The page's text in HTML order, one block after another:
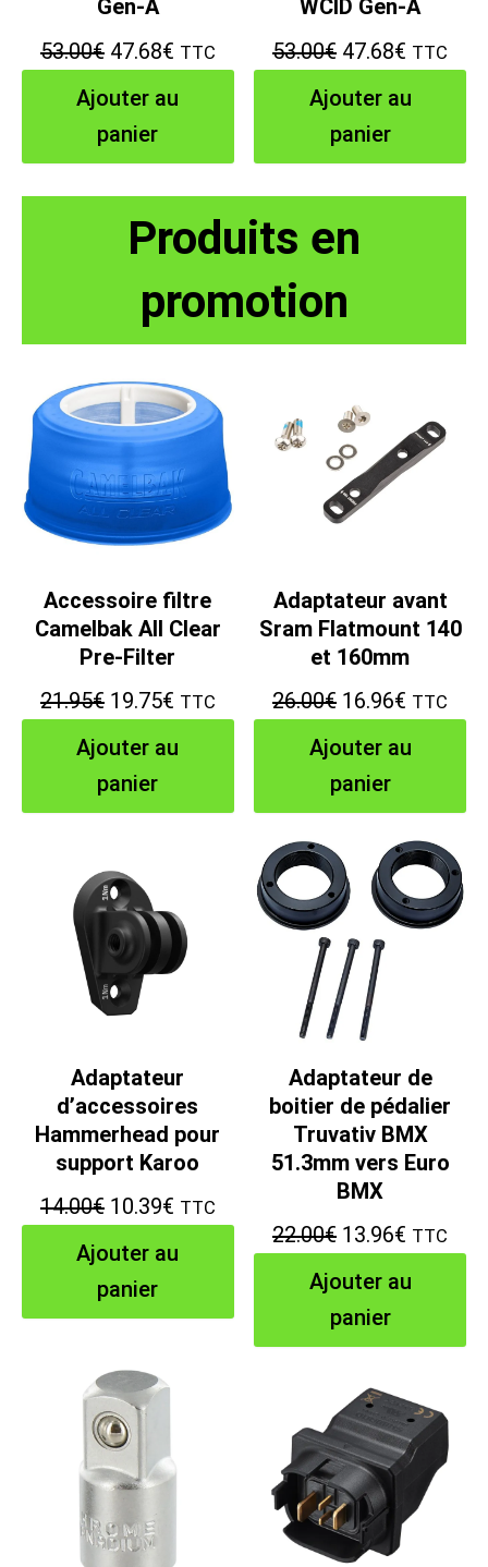
Gen-A
53.00€ Le
prix
initial
était :
53.00€.
47.68€Le
est :
47.68€.
TTC
Ajouter au
panier
WCID Gen-A
53.00€ Le
prix
initial
était :
53.00€.
47.68€ Le
est :
47.68€.
TTC
Ajouter au
panier
Produits en
promotion
Accessoire filtre
Camelbak All Clear
Pre-Filter
21.95€ Le
prix
initial
était :
19.75€Le
est :
TTC
Ajouter au
panier
Adaptateur avant
Sram Flatmount 140
et 160mm
26.00€ Le
prix
initial
était :
26.00€.
16.96€ Le
est :
16.96€.
TTC
Ajouter au
panier
Adaptateur
d’accessoires
Hammerhead pour
support Karoo
14.00€ Le
prix
initial
était :
10.39€Le
est :
TTC
Ajouter au
panier
Adaptateur de
boitier de pédalier
Truvativ BMX
51.3mm vers Euro
BMX
22.00€ Le
prix
initial
était :
13.96€ Le
est :
TTC
Ajouter au
panier